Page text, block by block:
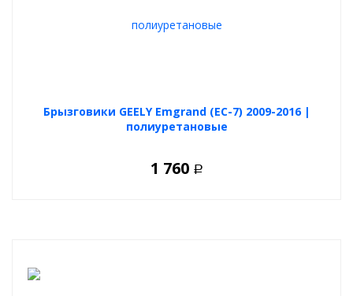
Брызговики GEELY Emgrand (EC-7) 2009-2016 |
полиуретановые
1 760 Р